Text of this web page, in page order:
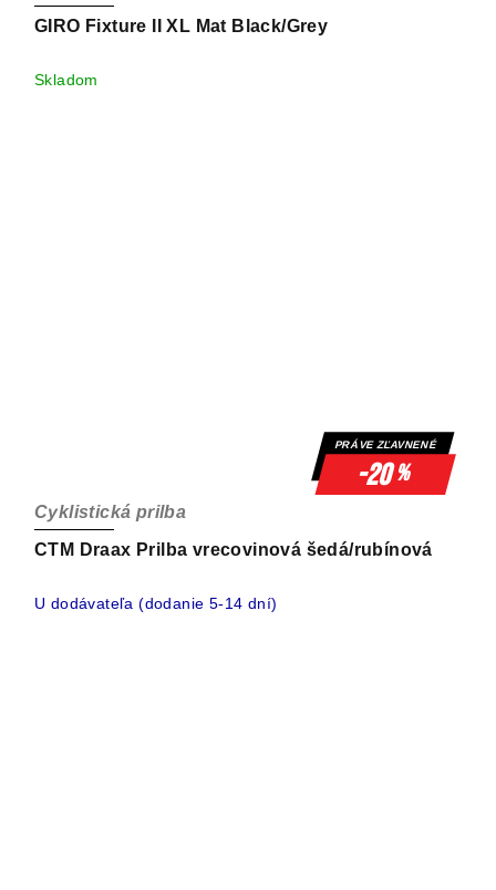
GIRO Fixture II XL Mat Black/Grey
Skladom
PRÁVE ZĽAVNENÉ
-20%
CTM Draax Prilba vrecovinová šedá/rubínová
Cyklistická prilba
U dodávateľa (dodanie 5-14 dní)